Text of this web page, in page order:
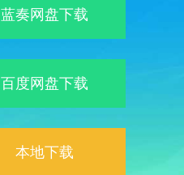
蓝奏网盘下载
百度网盘下载
本地下载